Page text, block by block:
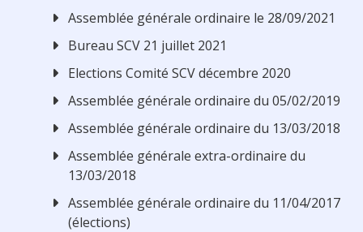
Assemblée générale ordinaire le 28/09/2021
Bureau SCV 21 juillet 2021
Elections Comité SCV décembre 2020
Assemblée générale ordinaire du 05/02/2019
Assemblée générale ordinaire du 13/03/2018
Assemblée générale extra-ordinaire du
13/03/2018
Assemblée générale ordinaire du 11/04/2017
(élections)